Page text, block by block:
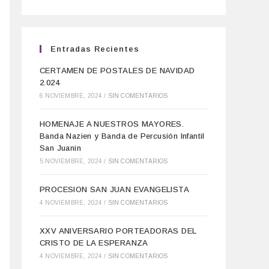
Entradas Recientes
CERTAMEN DE POSTALES DE NAVIDAD
2.024
6 NOVIEMBRE, 2024 / SIN COMENTARIOS
HOMENAJE A NUESTROS MAYORES.
Banda Nazien y Banda de Percusión Infantil
San Juanin
5 NOVIEMBRE, 2024 / SIN COMENTARIOS
PROCESION SAN JUAN EVANGELISTA
4 NOVIEMBRE, 2024 / SIN COMENTARIOS
XXV ANIVERSARIO PORTEADORAS DEL
CRISTO DE LA ESPERANZA
4 NOVIEMBRE, 2024 / SIN COMENTARIOS